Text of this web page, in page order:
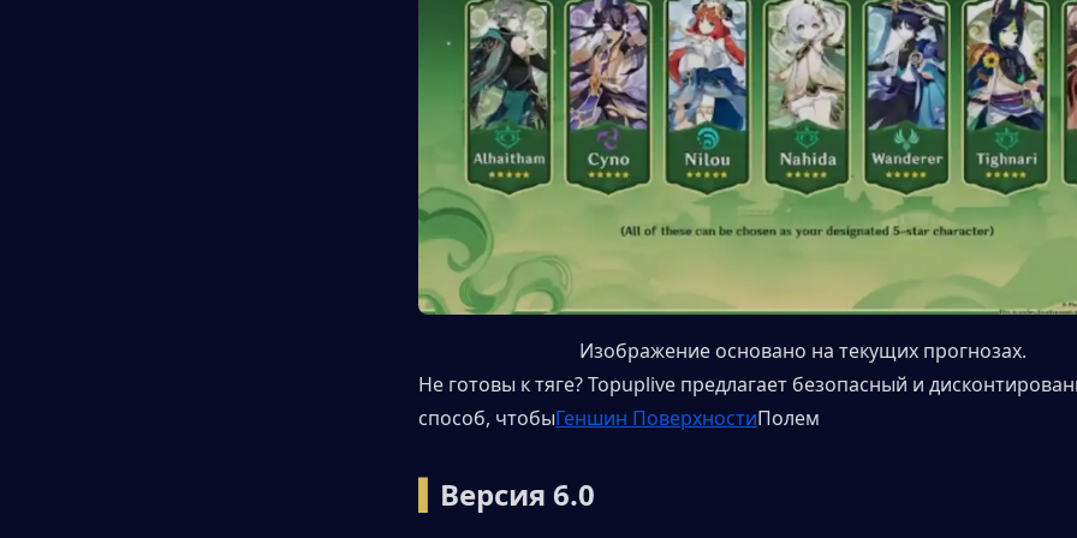
Изображение основано на текущих прогнозах.
Не готовы к тяге? Topuplive предлагает безопасный и
способ, чтобыГеншин ПоверхностиПолем
Версия 6.0